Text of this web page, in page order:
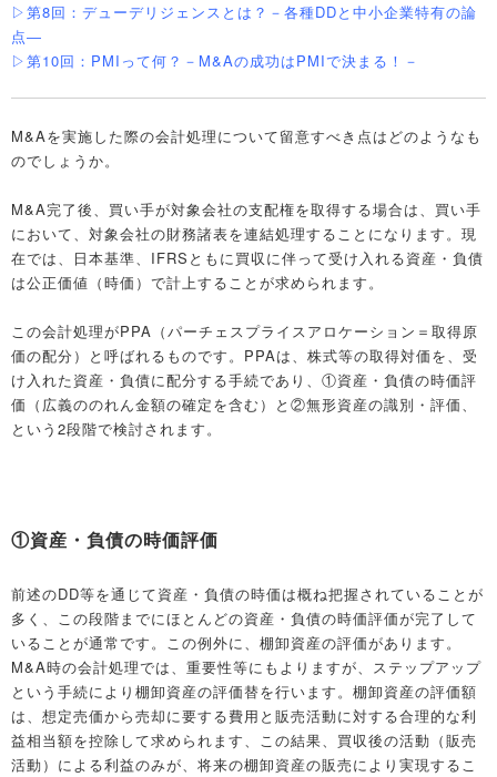
▷第8回：デューデリジェンスとは？－各種DDと中小企業特有の論
点―
▷第10回：PMIって何？－M&Aの成功はPMIで決まる！－
M&Aを実施した際の会計処理について留意すべき点はどのようなも
のでしょうか。
M&A完了後、買い手が対象会社の支配権を取得する場合は、買い手
において、対象会社の財務諸表を連結処理することになります。現
在では、日本基準、IFRSともに買収に伴って受け入れる資産・負債
は公正価値（時価）で計上することが求められます。
この会計処理がPPA（パーチェスプライスアロケーション＝取得原
価の配分）と呼ばれるものです。PPAは、株式等の取得対価を、受
け入れた資産・負債に配分する手続であり、①資産・負債の時価評
価（広義ののれん金額の確定を含む）と②無形資産の識別・評価、
という2段階で検討されます。
①資産・負債の時価評価
前述のDD等を通じて資産・負債の時価は概ね把握されていることが
多く、この段階までにほとんどの資産・負債の時価評価が完了して
いることが通常です。この例外に、棚卸資産の評価があります。
M&A時の会計処理では、重要性等にもよりますが、ステップアップ
という手続により棚卸資産の評価替を行います。棚卸資産の評価額
は、想定売価から売却に要する費用と販売活動に対する合理的な利
益相当額を控除して求められます、この結果、買収後の活動（販売
活動）による利益のみが、将来の棚卸資産の販売により実現するこ